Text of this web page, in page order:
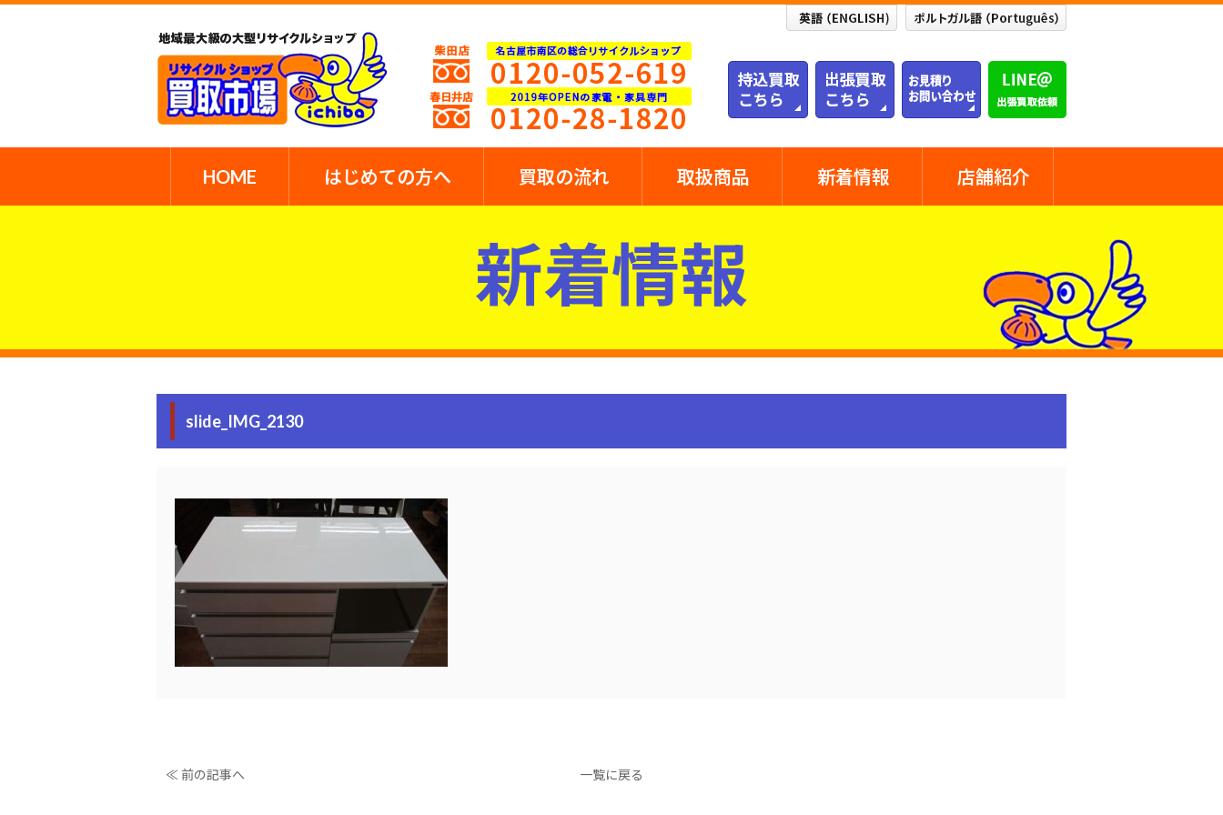
HOME はじめての方へ 買取の流れ 取扱商品 新着情報 店舗紹介
新着情報
slide_IMG_2130
≪ 前の記事へ 一覧に戻る